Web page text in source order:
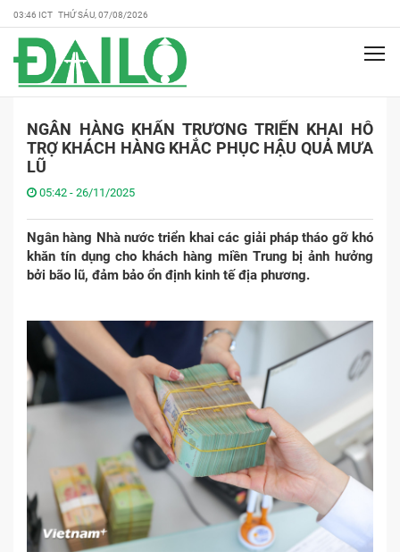
03:46 ICT THỨ SÁU, 07/08/2026
NGÂN HÀNG KHẨN TRƯƠNG TRIỂN KHAI HỖ
TRỢ KHÁCH HÀNG KHẮC PHỤC HẬU QUẢ MƯA
LŨ
05:42 - 26/11/2025
Ngân hàng Nhà nước triển khai các giải pháp tháo gỡ khó
khăn tín dụng cho khách hàng miền Trung bị ảnh hưởng
bởi bão lũ, đảm bảo ổn định kinh tế địa phương.